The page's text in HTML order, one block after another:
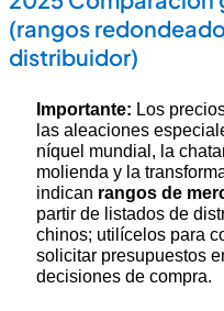
(rangos
distribuidor)
Importante: Los
las aleaciones
níquel mundial, la
molienda y la
indican rangos de
partir de listados de
chinos; utilícelos para
solicitar presupuestos
decisiones de compra.